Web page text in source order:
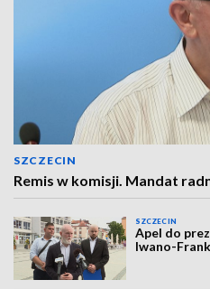
SZCZECIN
Remis w komisji. Mandat
SZCZECIN
Apel do
Iwano-